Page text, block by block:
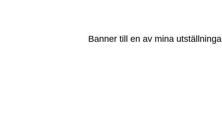
Banner till en av mina